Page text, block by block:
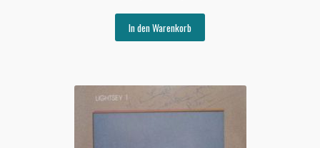
war:
€24,00
€10,00.
In den Warenkorb